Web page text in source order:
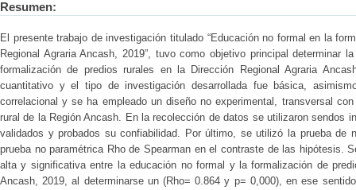
Resumen:
El presente trabajo de investigación titulado “Educación no formal en la
Regional Agraria Ancash, 2019”, tuvo como objetivo principal determinar
formalización de predios rurales en la Dirección Regional Agraria
cuantitativo y el tipo de investigación desarrollada fue básica,
correlacional y se ha empleado un diseño no experimental, transversal
rural de la Región Ancash. En la recolección de datos se utilizaron sendos
validados y probados su confiabilidad. Por último, se utilizó la prueba de
prueba no paramétrica Rho de Spearman en el contraste de las hipótesis.
alta y significativa entre la educación no formal y la formalización de
Ancash, 2019, al determinarse un (Rho= 0.864 y p= 0,000), en ese